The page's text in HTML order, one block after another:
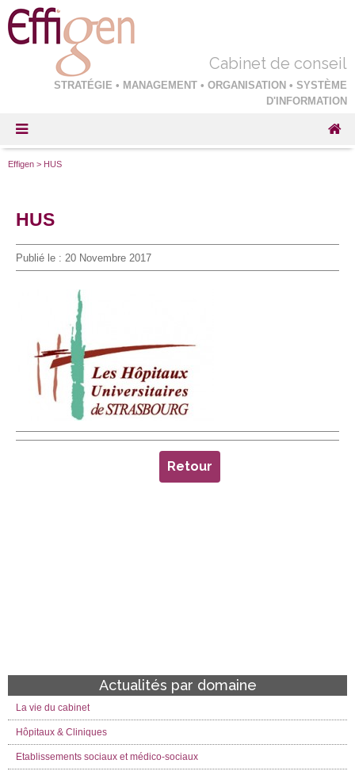
Cabinet de conseil
STRATÉGIE • MANAGEMENT • ORGANISATION • SYSTÈME
D'INFORMATION
Effigen > HUS
HUS
Publié le : 20 Novembre 2017
Retour
Actualités par domaine
La vie du cabinet
Hôpitaux & Cliniques
Etablissements sociaux et médico-sociaux